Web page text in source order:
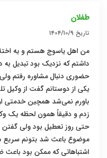
طفلان
تاریخ ۱۴۰۴/۱۰/۹
من اهل یاسوج هستم و یه
داشتم که نزدیک بود تبدیل به
حضوری دنبال مشاوره رفتم
باورم نمی‌شد همچین خدمتی
زدم و دقیقاً همون لحظه یک
حتی روز تعطیل بود ولی
موضوع باعث شد بتونم سریع
اشتباهاتی که ممکن بود